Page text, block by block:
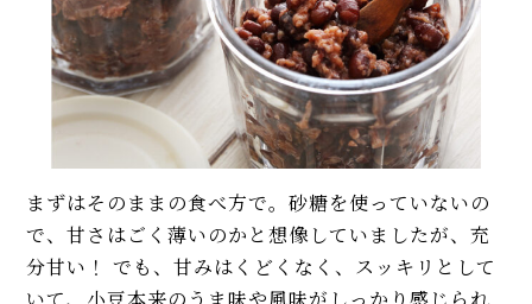
まずはそのままの食べ方で。砂糖を使っていないの
で、甘さはごく薄いのかと想像していましたが、充
分甘い！ でも、甘みはくどくなく、スッキリとして